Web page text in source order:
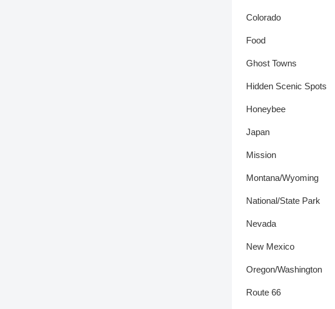
Colorado
Food
Ghost Towns
Hidden Scenic Spots
Honeybee
Japan
Mission
Montana/Wyoming
National/State Park
Nevada
New Mexico
Oregon/Washington
Route 66